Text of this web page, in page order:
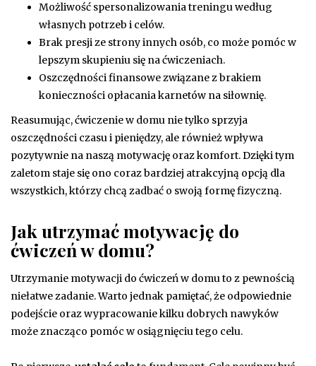
Możliwość spersonalizowania treningu według
własnych potrzeb i celów.
Brak presji ze strony innych osób, co może pomóc w
lepszym skupieniu się na ćwiczeniach.
Oszczędności finansowe związane z brakiem
konieczności opłacania karnetów na siłownię.
Reasumując, ćwiczenie w domu nie tylko sprzyja
oszczędności czasu i pieniędzy, ale również wpływa
pozytywnie na naszą motywację oraz komfort. Dzięki tym
zaletom staje się ono coraz bardziej atrakcyjną opcją dla
wszystkich, którzy chcą zadbać o swoją formę fizyczną.
Jak utrzymać motywację do
ćwiczeń w domu?
Utrzymanie motywacji do ćwiczeń w domu to z pewnością
niełatwe zadanie. Warto jednak pamiętać, że odpowiednie
podejście oraz wypracowanie kilku dobrych nawyków
może znacząco pomóc w osiągnięciu tego celu.